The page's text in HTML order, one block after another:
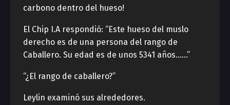
carbono dentro del hueso!
El Chip I.A respondió: “Este hueso del muslo
derecho es de una persona del rango de
Caballero. Su edad es de unos 5341 años……”
“¿El rango de caballero?”
Leylin examinó sus alrededores.